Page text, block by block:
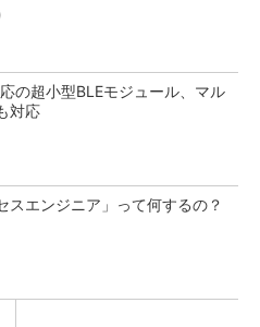
の超小型BLEモジュール、マル
対応
スエンジニア」って何するの？